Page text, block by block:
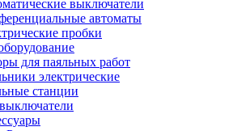
выключатели
автоматы
пробки
для паяльных работ
электрические
станции